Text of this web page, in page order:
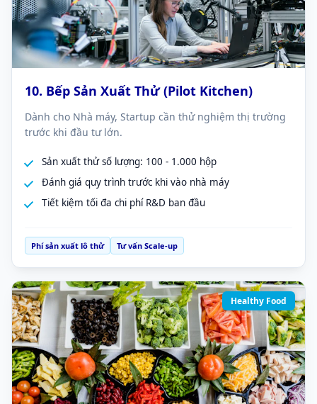
10. Bếp Sản Xuất Thử (Pilot Kitchen)
Dành cho Nhà máy, Startup cần thử nghiệm thị trường
trước khi đầu tư lớn.
Sản xuất thử số lượng: 100 - 1.000 hộp
Đánh giá quy trình trước khi vào nhà máy
Tiết kiệm tối đa chi phí R&D ban đầu
Phí sản xuất lô thử Tư vấn Scale-up
Healthy Food